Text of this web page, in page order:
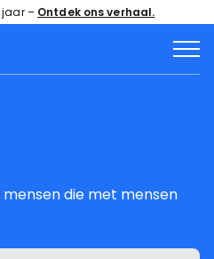
jaar – Ontdek ons verhaal.
die met mensen